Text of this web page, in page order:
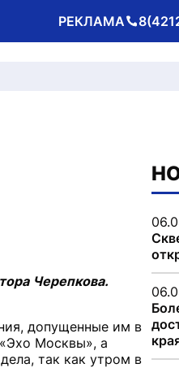
РЕКЛАМА
Телефон
Черепкова.
допущенные им в
Москвы», а
так как утром в